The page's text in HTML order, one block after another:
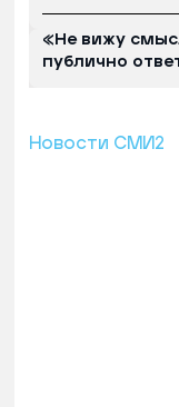
«Не вижу
публично
Новости СМИ2